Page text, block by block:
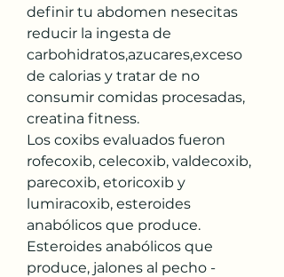
definir tu abdomen nesecitas
reducir la ingesta de
carbohidratos,azucares,exceso
de calorias y tratar de no
consumir comidas procesadas,
creatina fitness.
Los coxibs evaluados fueron
rofecoxib, celecoxib, valdecoxib,
parecoxib, etoricoxib y
lumiracoxib, esteroides
anabólicos que produce.
Esteroides anabólicos que
produce, jalones al pecho -